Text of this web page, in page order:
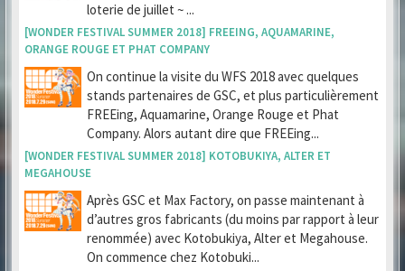
loterie de juillet ~ ...
[WONDER FESTIVAL SUMMER 2018] FREEING, AQUAMARINE,
ORANGE ROUGE ET PHAT COMPANY
On continue la visite du WFS 2018 avec quelques
stands partenaires de GSC, et plus particulièrement
FREEing, Aquamarine, Orange Rouge et Phat
Company. Alors autant dire que FREEing...
[WONDER FESTIVAL SUMMER 2018] KOTOBUKIYA, ALTER ET
MEGAHOUSE
Après GSC et Max Factory, on passe maintenant à
d’autres gros fabricants (du moins par rapport à leur
renommée) avec Kotobukiya, Alter et Megahouse.
On commence chez Kotobuki...